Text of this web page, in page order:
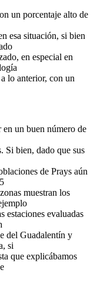
un porcentaje alto de
esa situación, si bien
en especial en
lo anterior, con un
un buen número de
Si bien, dado que sus
de Prays aún
muestran los
estaciones evaluadas
del Guadalentín y
si
que explicábamos